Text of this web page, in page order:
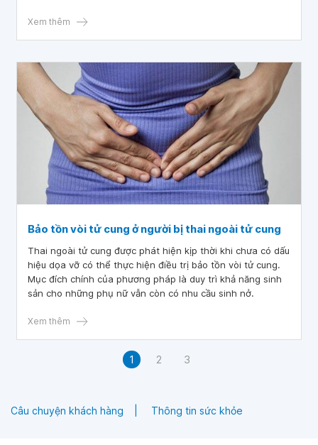
mổ xấu đi, làm chậm quá trình hồi phục vết thương.
Xem thêm
Bảo tồn vòi tử cung ở người bị thai ngoài tử cung
Thai ngoài tử cung được phát hiện kịp thời khi chưa có dấu
hiệu dọa vỡ có thể thực hiện điều trị bảo tồn vòi tử cung.
Mục đích chính của phương pháp là duy trì khả năng sinh
sản cho những phụ nữ vẫn còn có nhu cầu sinh nở.
Xem thêm
1 2 3
Câu chuyện khách hàng Thông tin sức khỏe